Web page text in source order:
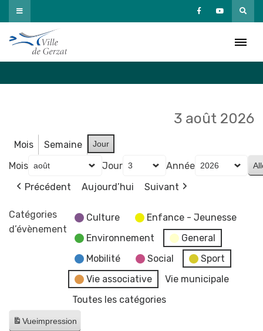
Passer
au
contenu
3 août 2026
Mois Semaine Jour
Mois Jour
Année
Précédent
Aujourd’hui Suivant
Catégories
d’évènement
Culture
Enfance - Jeunesse
Environnement
General
Mobilité
Social
Sport
Vie associative
Vie municipale
Toutes les catégories
Vueimpression